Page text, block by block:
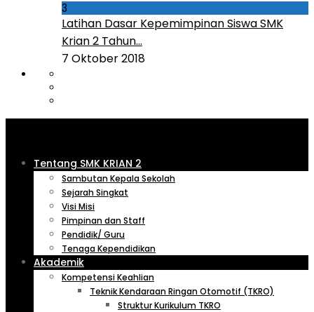
3
Latihan Dasar Kepemimpinan Siswa SMK
Krian 2 Tahun...
7 Oktober 2018
Tentang SMK KRIAN 2
Sambutan Kepala Sekolah
Sejarah Singkat
Visi Misi
Pimpinan dan Staff
Pendidik/ Guru
Tenaga Kependidikan
Akademik
Kompetensi Keahlian
Teknik Kendaraan Ringan Otomotif (TKRO)
Struktur Kurikulum TKRO